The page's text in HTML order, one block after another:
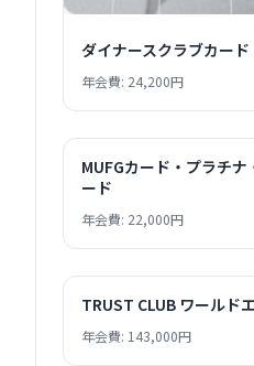
ダイナースクラブカード
年会費: 24,200円
MUFGカード・プラチ
ード
年会費: 22,000円
TRUST CLUB ワールド
年会費: 143,000円